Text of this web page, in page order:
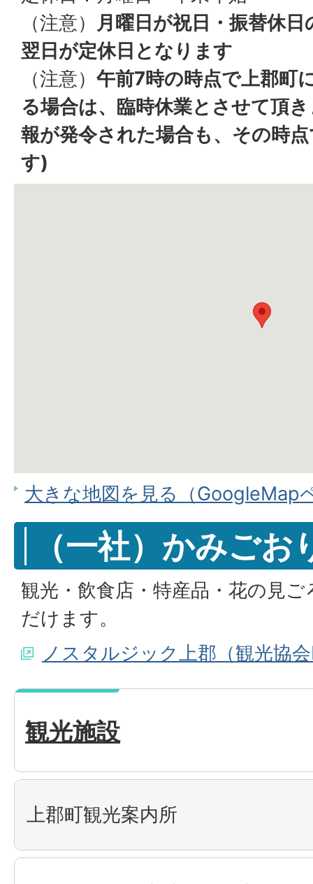
（注意） 月曜日が祝日・振替休
翌日が定休日となります
（注意） 午前7時の時点で上郡町
る場合は、臨時休業とさせて頂
報が発令された場合も、その時
す)
大きな地図を見る（GoogleMap
（一社）かみごお
観光・飲食店・特産品・花の見
だけます。
ノスタルジック上郡（観光協
観光施設
上郡町観光案内所